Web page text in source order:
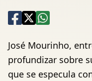
José Mourinho,
profundizar sobre
que se especula